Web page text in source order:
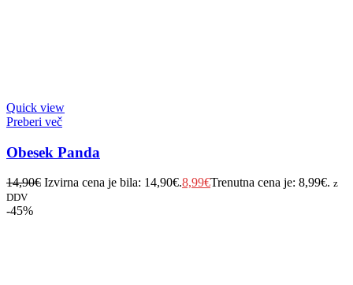
Quick view
Preberi več
Obesek Panda
14,90€ Izvirna cena je bila: 14,90€.8,99€Trenutna cena je: 8,99€. z
DDV
-45%